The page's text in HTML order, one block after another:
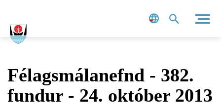
Félagsmálanefnd - 382.
fundur - 24. október 2013